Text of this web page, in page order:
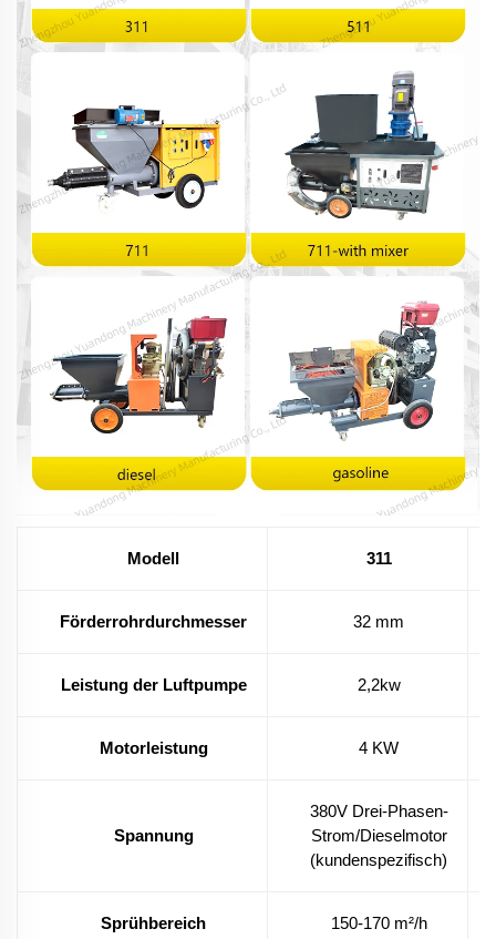
Modell 311
Förderrohrdurchmesser 32 mm
Leistung der Luftpumpe 2,2kw
Motorleistung 4 KW
Spannung
380V Drei-Phasen-
Strom/Dieselmotor
(kundenspezifisch)
Sprühbereich 150-170 m²/h